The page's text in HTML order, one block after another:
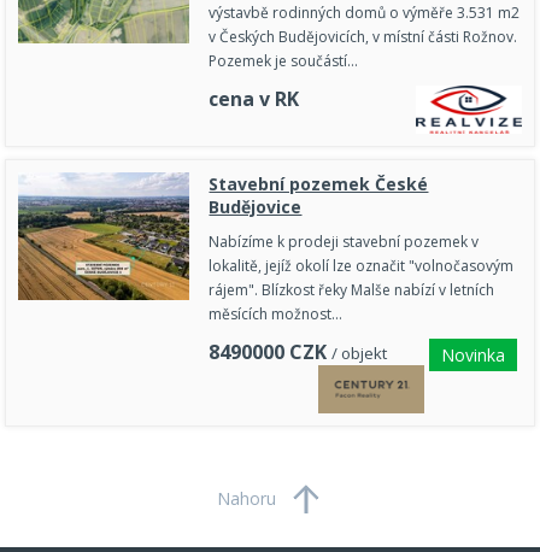
výstavbě rodinných domů o výměře 3.531 m2
v Českých Budějovicích, v místní části Rožnov.
Pozemek je součástí…
cena v RK
Stavební pozemek České
Budějovice
Nabízíme k prodeji stavební pozemek v
lokalitě, jejíž okolí lze označit "volnočasovým
rájem". Blízkost řeky Malše nabízí v letních
měsících možnost…
8490000 CZK / objekt Novinka
Nahoru